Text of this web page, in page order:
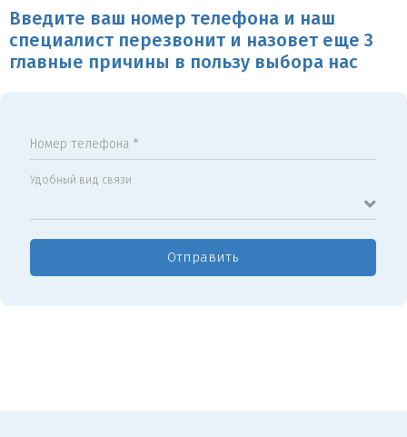
Введите ваш номер телефона и наш
специалист перезвонит и назовет еще 3
главные причины в пользу выбора нас
Номер телефона *
Удобный вид связи
Отправить